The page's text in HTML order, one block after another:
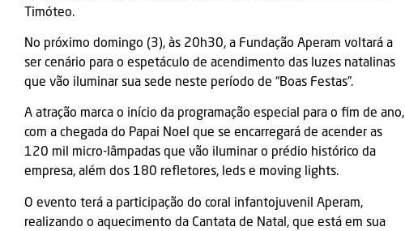
Timóteo.
No próximo domingo (3), às 20h30, a Fundação Aperam voltará a
ser cenário para o espetáculo de acendimento das luzes natalinas
que vão iluminar sua sede neste período de “Boas Festas”.
A atração marca o início da programação especial para o fim de ano,
com a chegada do Papai Noel que se encarregará de acender as
120 mil micro-lâmpadas que vão iluminar o prédio histórico da
empresa, além dos 180 refletores, leds e moving lights.
O evento terá a participação do coral infantojuvenil Aperam,
realizando o aquecimento da Cantata de Natal, que está em sua